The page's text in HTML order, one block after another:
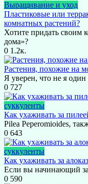
Выращивание и уход
Пластиковые или
комнатных растений?
Хотите придать своим
дома»?
0 1.2к.
Растения, похожие на
Я уверен, что не я
0 727
суккуленты
Как ухаживать за
Pilea Peperomioides,
0 643
суккуленты
Как ухаживать за
Если вы начинающий
0 590